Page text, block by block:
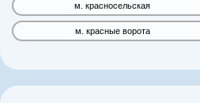
м. красносельская
м. красные ворота